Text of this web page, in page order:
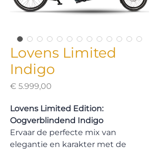
Lovens Limited
Indigo
€ 5.999,00
Lovens Limited Edition:
Oogverblindend Indigo
Ervaar de perfecte mix van
elegantie en karakter met de